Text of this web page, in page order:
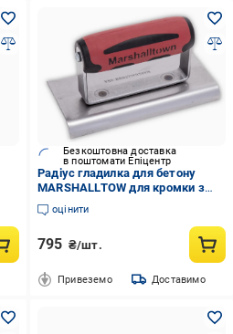
Безкоштовна доставка
в поштомати Епіцентр
Радіус гладилка для бетону
MARSHALLTOW для кромки з
вуглецевої сталі 152х76 мм 10
мм (14150)
оцінити
795 ₴/шт.
Привеземо Доставимо